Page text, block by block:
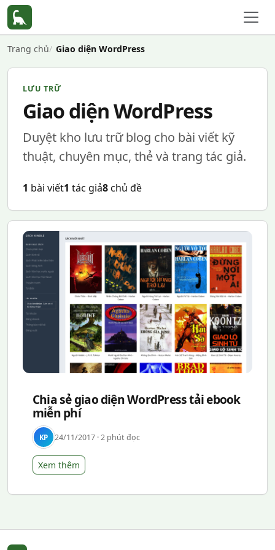
Trang chủ Giao diện WordPress
LƯU TRỮ
Giao diện WordPress
Duyệt kho lưu trữ blog cho bài viết kỹ
thuật, chuyên mục, thẻ và trang tác giả.
1 bài viết1 tác giả8chủ đề
Chia sẻ giao diện WordPress tải ebook
miễn phí
KP 24/11/2017 · 2 phút đọc
Xem thêm